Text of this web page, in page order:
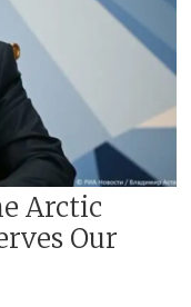
Arctic
Our